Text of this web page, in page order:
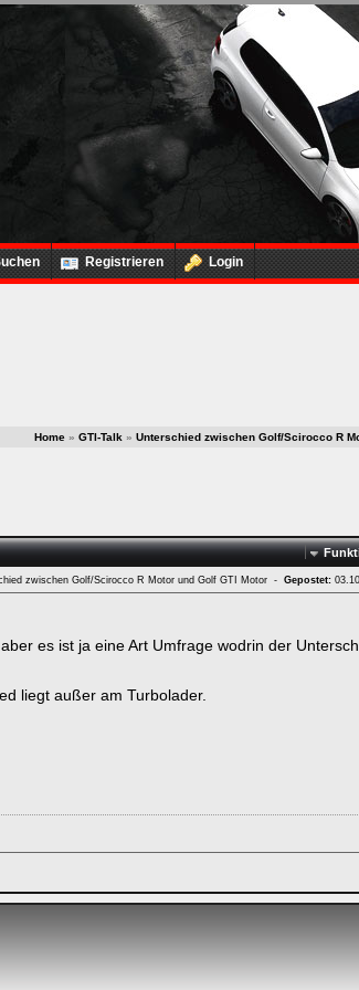
Registrieren Login
Home » GTI-Talk » Unterschied zwischen Golf/Scirocco R
zwischen Golf/Scirocco R Motor und Golf GTI Motor - Gepostet:
es ist ja eine Art Umfrage wodrin der
liegt außer am Turbolader.